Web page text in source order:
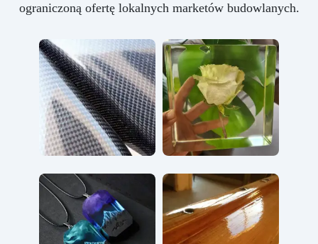
ograniczoną ofertę lokalnych marketów budowlanych.